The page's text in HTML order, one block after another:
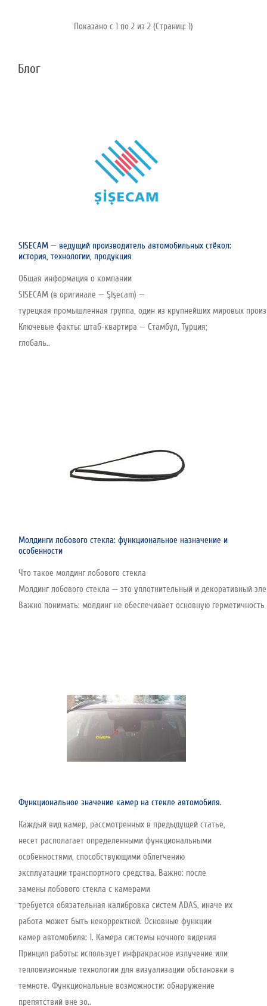
Показано с 1 по 2 из 2 (Страниц: 1)
Блог
SISECAM — ведущий производитель автомобильных стёкол:
история, технологии, продукция
Общая информация о компании
SISECAM (в оригинале — Şişecam) —
турецкая промышленная группа, один из крупнейших мировых
Ключевые факты: штаб‑квартира — Стамбул, Турция;
глобаль..
Молдинги лобового стекла: функциональное назначение и
особенности
Что такое молдинг лобового стекла
Молдинг лобового стекла — это уплотнительный и декоративный
Важно понимать: молдинг не обеспечивает основную
Функциональное значение камер на стекле автомобиля.
Каждый вид камер, рассмотренных в предыдущей статье,
несет располагает определенными функциональными
особенностями, способствующими облегчению
эксплуатации транспортного средства. Важно: после
замены лобового стекла с камерами
требуется обязательная калибровка систем ADAS, иначе их
работа может быть некорректной. Основные функции
камер автомобиля: 1. Камера системы ночного видения
Принцип работы: использует инфракрасное излучение или
тепловизионные технологии для визуализации обстановки в
темноте. Функциональные возможности: обнаружение
препятствий вне зо..